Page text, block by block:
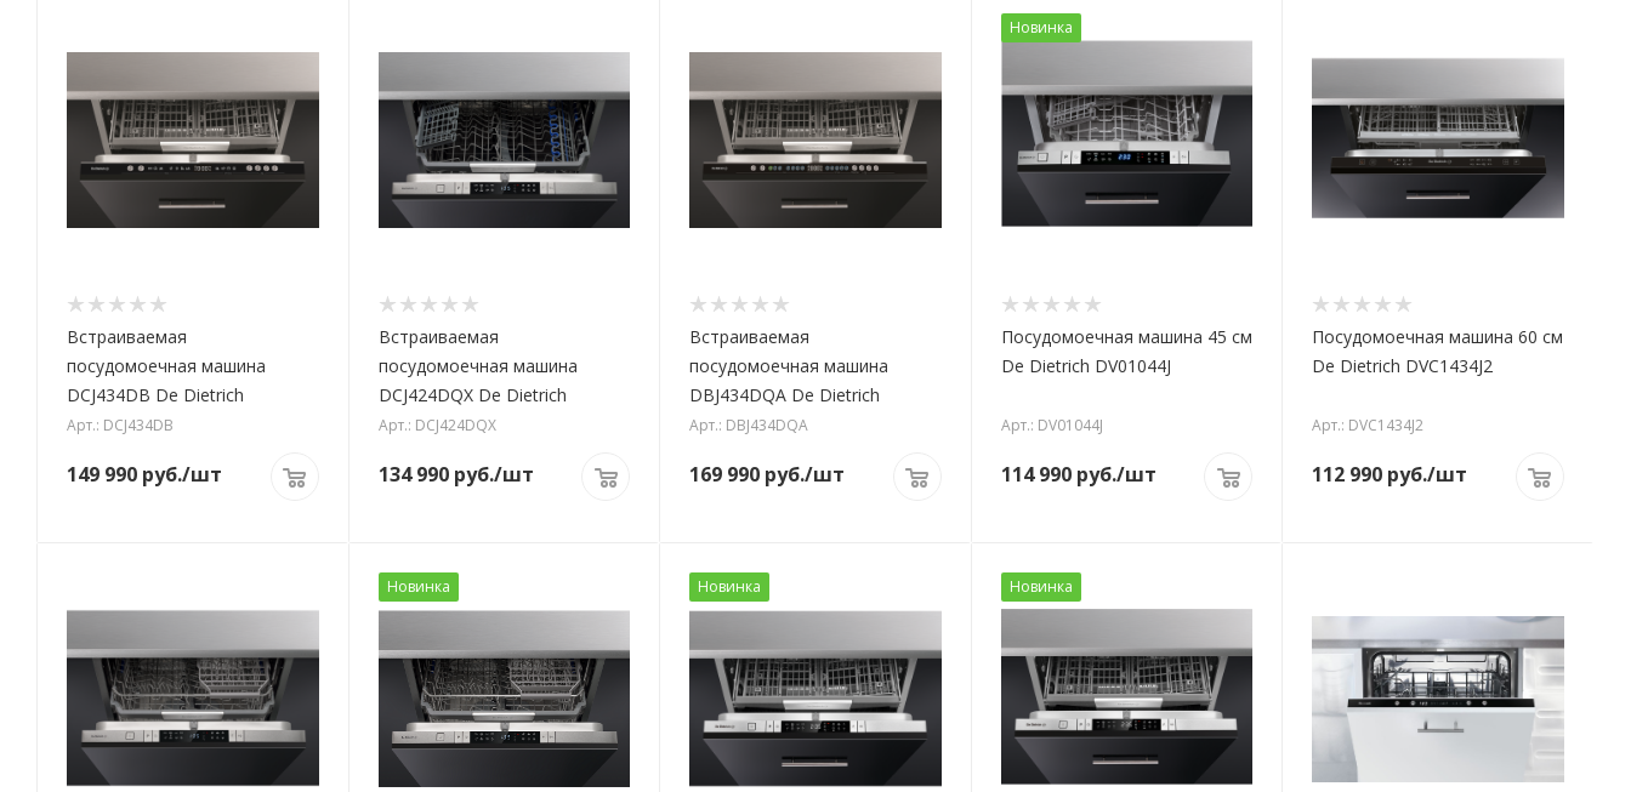
Встраиваемая
посудомоечная машина
DCJ434DB De Dietrich
Арт.: DCJ434DB
149 990 руб./шт
Встраиваемая
посудомоечная машина
DCJ424DQX De Dietrich
Арт.: DCJ424DQX
134 990руб./шт
Встраиваемая
посудомоечная машина
DBJ434DQA De Dietrich
Арт.: DBJ434DQA
169 990 руб./шт
Новинка
Посудомоечная машина 45 см
De Dietrich DV01044J
Арт.: DV01044J
114 990руб./шт
Посудомоечная машина 60 см
De Dietrich DVC1434J2
Арт.: DVC1434J2
112 990 руб./шт
Новинка Новинка Новинка